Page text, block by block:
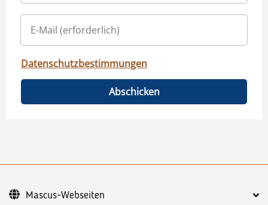
Datenschutzbestimmungen
Abschicken
Mascus-Webseiten